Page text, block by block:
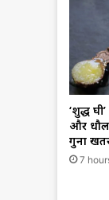
‘शुद्ध
और
गुना
7